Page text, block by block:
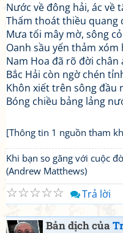
Nước về đông hải, ác về
Thấm thoát thiều quang
Mưa tối mây mờ, sông
Oanh sầu yến thảm xóm
Nam Hoa đã rõ đời chân
Bắc Hải còn ngờ chén
Khôn xiết trên sông đầu
Bóng chiều bảng lảng
[Thông tin 1 nguồn tham
Khi bạn so găng với cuộc
(Andrew Matthews)
☆
☆
☆
☆
☆ Trả lời
Bản dịch của